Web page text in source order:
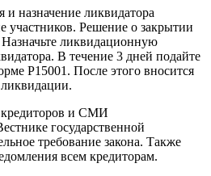
назначение ликвидатора
участников. Решение о закрытии
ликвидационную
В течение 3 дней подайте
Р15001. После этого вносится
и СМИ
государственной
требование закона. Также
всем кредиторам.